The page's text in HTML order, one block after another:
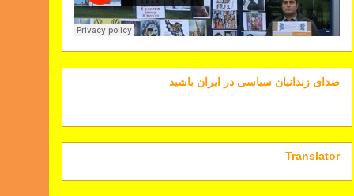
صدای زندانیان سیاسی در ایران باشید
Translator